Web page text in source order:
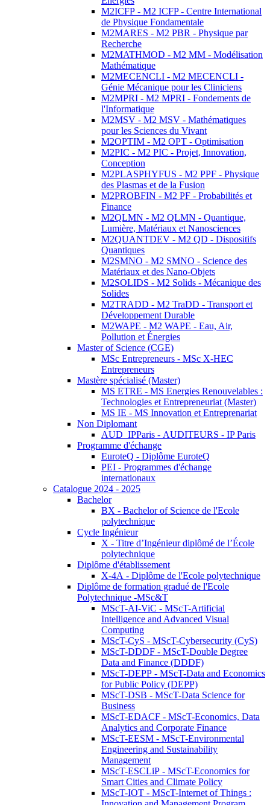
M2ICFP - M2 ICFP - Centre International
de Physique Fondamentale
M2MARES - M2 PBR - Physique par
Recherche
M2MATHMOD - M2 MM - Modélisation
Mathématique
M2MECENCLI - M2 MECENCLI -
Génie Mécanique pour les Cliniciens
M2MPRI - M2 MPRI - Fondements de
l'Informatique
M2MSV - M2 MSV - Mathématiques
pour les Sciences du Vivant
M2OPTIM - M2 OPT - Optimisation
M2PIC - M2 PIC - Projet, Innovation,
Conception
M2PLASPHYFUS - M2 PPF - Physique
des Plasmas et de la Fusion
M2PROBFIN - M2 PF - Probabilités et
Finance
M2QLMN - M2 QLMN - Quantique,
Lumière, Matériaux et Nanosciences
M2QUANTDEV - M2 QD - Dispositifs
Quantiques
M2SMNO - M2 SMNO - Science des
Matériaux et des Nano-Objets
M2SOLIDS - M2 Solids - Mécanique des
Solides
M2TRADD - M2 TraDD - Transport et
Développement Durable
M2WAPE - M2 WAPE - Eau, Air,
Pollution et Énergies
Master of Science (CGE)
MSc Entrepreneurs - MSc X-HEC
Entrepreneurs
Mastère spécialisé (Master)
MS ETRE - MS Energies Renouvelables :
Technologies et Entrepreneuriat (Master)
MS IE - MS Innovation et Entreprenariat
Non Diplomant
AUD_IPParis - AUDITEURS - IP Paris
Programme d'échange
EuroteQ - Diplôme EuroteQ
PEI - Programmes d'échange
internationaux
Catalogue 2024 - 2025
Bachelor
BX - Bachelor of Science de l'Ecole
polytechnique
Cycle Ingénieur
X - Titre d’Ingénieur diplômé de l’École
polytechnique
Diplôme d'établissement
X-4A - Diplôme de l'Ecole polytechnique
Diplôme de formation gradué de l'Ecole
Polytechnique -MSc&T
MScT-AI-ViC - MScT-Artificial
Intelligence and Advanced Visual
Computing
MScT-CyS - MScT-Cybersecurity (CyS)
MScT-DDDF - MScT-Double Degree
Data and Finance (DDDF)
MScT-DEPP - MScT-Data and Economics
for Public Policy (DEPP)
MScT-DSB - MScT-Data Science for
Business
MScT-EDACF - MScT-Economics, Data
Analytics and Corporate Finance
MScT-EESM - MScT-Environmental
Engineering and Sustainability
Management
MScT-ESCLiP - MScT-Economics for
Smart Cities and Climate Policy
MScT-IOT - MScT-Internet of Things :